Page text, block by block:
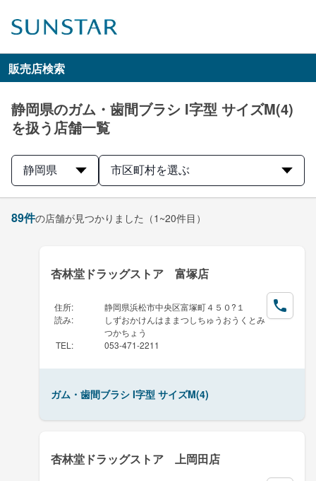
販売店検索
静岡県のガム・歯間ブラシ I字型 サイズM(4)
を扱う店舗一覧
静岡県 市区町村を選ぶ
89件の店舗が見つかりました （1~20件目）
杏林堂ドラッグストア 富塚店
住所:
静岡県浜松市中央区富塚町４５０?１
読み:
しずおかけんはままつしちゅうおうくとみ
つかちょう
TEL : 053-471-2211
ガム・歯間ブラシ I字型 サイズM(4)
杏林堂ドラッグストア 上岡田店